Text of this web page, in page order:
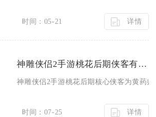
时间：05-21 详情
神雕侠侣2手游桃花后期侠客有什么特殊技能
神雕侠侣2手游桃花后期核心侠客为黄药
时间：07-25 详情